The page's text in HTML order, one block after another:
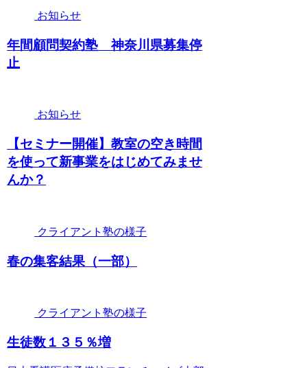
お知らせ
年間顧問契約塾 神奈川県募集停
止
お知らせ
【セミナー開催】教室の空き時間
を使って新事業をはじめてみませ
んか？
クライアント塾の様子
春の集客結果（一部）
クライアント塾の様子
生徒数１３５％増